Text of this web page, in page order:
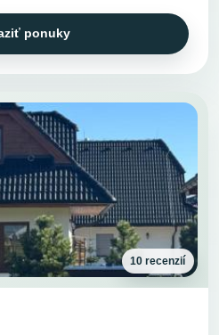
ponuky
10 recenzií